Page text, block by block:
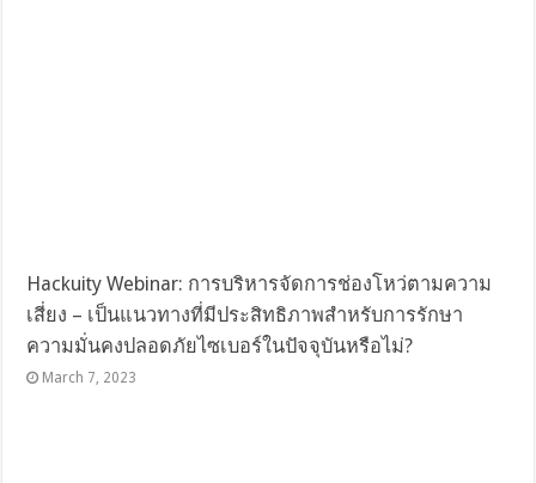
Hackuity Webinar: การบริหารจัดการช่องโหว่ตามความ
เสี่ยง – เป็นแนวทางที่มีประสิทธิภาพสำหรับการรักษา
ความมั่นคงปลอดภัยไซเบอร์ในปัจจุบันหรือไม่?
March 7, 2023